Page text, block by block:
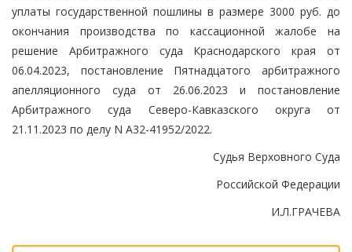
уплаты государственной пошлины в размере 3000 руб. до
окончания производства по кассационной жалобе на
решение Арбитражного суда Краснодарского края от
06.04.2023, постановление Пятнадцатого арбитражного
апелляционного суда от 26.06.2023 и постановление
Арбитражного суда Северо-Кавказского округа от
21.11.2023 по делу N А32-41952/2022.
Судья Верховного Суда
Российской Федерации
И.Л.ГРАЧЕВА